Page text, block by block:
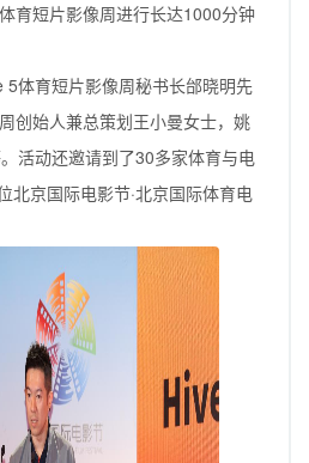
育短片影像周进行长达1000分钟
5体育短片影像周秘书长邰晓明先
创始人兼总策划王小曼女士，姚
活动还邀请到了30多家体育与电
北京国际电影节·北京国际体育电